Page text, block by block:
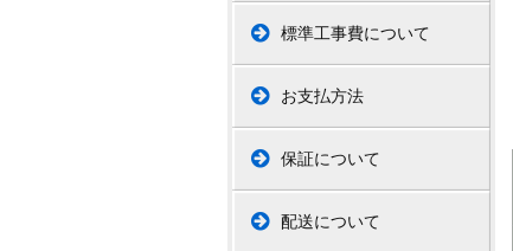
標準工事費について
お支払方法
保証について
配送について